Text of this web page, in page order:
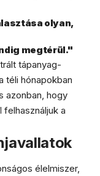
olyan,
megtérül."
tápanyag-
téli hónapokban
azonban, hogy
a
élelmiszer,